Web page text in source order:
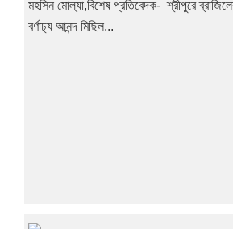
মহসিন মোল্যা,বিশেষ প্রতিবেদক- শ্রীপুরে
বর্ণাঢ্য আনন্দ মিছিল...